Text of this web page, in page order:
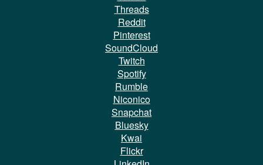
Threads
Reddit
Pinterest
SoundCloud
Twitch
Spotify
Rumble
Niconico
Snapchat
Bluesky
Kwai
Flickr